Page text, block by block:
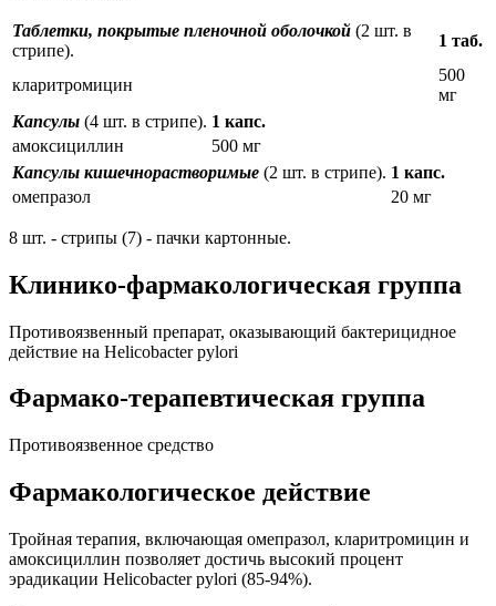
Таблетки, покрытые пленочной оболочкой (2 шт. в
стрипе).
1 таб.
кларитромицин
500
мг
Капсулы (4 шт. в стрипе). 1 капс.
амоксициллин
500 мг
Капсулы кишечнорастворимые (2 шт. в стрипе). 1 капс.
омепразол
20 мг
8 шт. - стрипы (7) - пачки картонные.
Клинико-фармакологическая группа
Противоязвенный препарат, оказывающий бактерицидное
действие на Helicobacter pylori
Фармако-терапевтическая группа
Противоязвенное средство
Фармакологическое действие
Тройная терапия, включающая омепразол, кларитромицин и
амоксициллин позволяет достичь высокий процент
эрадикации Helicobacter pylori (85-94%).